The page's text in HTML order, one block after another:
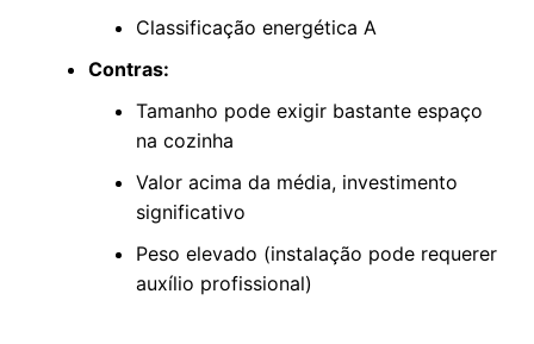
Classificação energética A
Contras:
Tamanho pode exigir bastante espaço
na cozinha
Valor acima da média, investimento
significativo
Peso elevado (instalação pode requerer
auxílio profissional)